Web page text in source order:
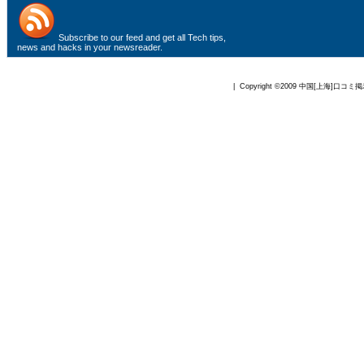
Subscribe to our feed and get all Tech tips,
news and hacks in your newsreader.
| Copyright ©2009 中国[上海]口コミ掲